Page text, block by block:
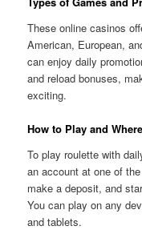
These online casinos
American, European,
can enjoy daily
and reload bonuses,
exciting.
How to Play and
To play roulette with
an account at one of
make a deposit, and
You can play on any
and tablets.